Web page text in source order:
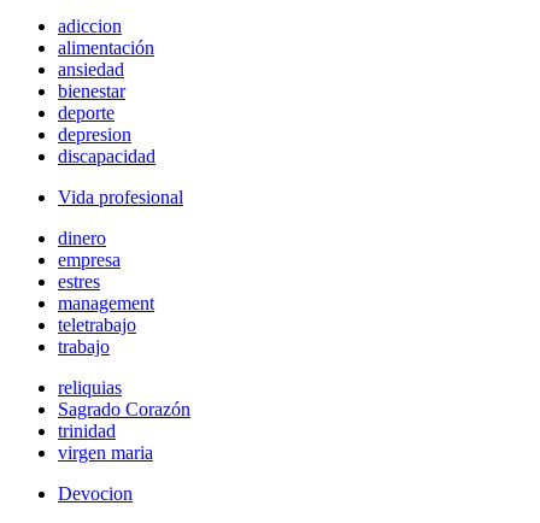
adiccion
alimentación
ansiedad
bienestar
deporte
depresion
discapacidad
Vida profesional
dinero
empresa
estres
management
teletrabajo
trabajo
reliquias
Sagrado Corazón
trinidad
virgen maria
Devocion